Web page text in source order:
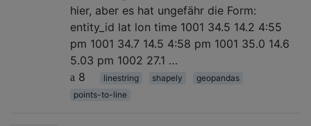
hier, aber es hat ungefähr die Form:
entity_id lat lon time 1001 34.5 14.2 4:55
pm 1001 34.7 14.5 4:58 pm 1001 35.0 14.6
5.03 pm 1002 27.1 …
8
linestring shapely
geopandas
points-to-line